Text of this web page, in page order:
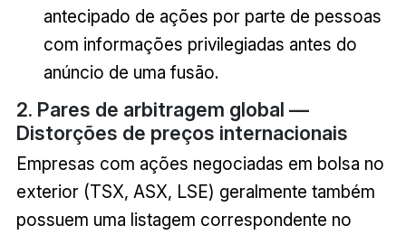
antecipado de ações por parte de pessoas
com informações privilegiadas antes do
anúncio de uma fusão.
2. Pares de arbitragem global —
Distorções de preços internacionais
Empresas com ações negociadas em bolsa no
exterior (TSX, ASX, LSE) geralmente também
possuem uma listagem correspondente no